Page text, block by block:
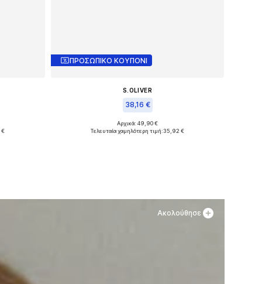
€
ΠΡΟΣΩΠΙΚΟ ΚΟΥΠΟΝΙ
S.OLIVER
38,16 €
Διαθέσιμα μεγέθη: 36, 37, 40
Αρχικά: 49,90 €
Τελευταία χαμηλότερη τιμή:35,92 €
Ακολούθησε